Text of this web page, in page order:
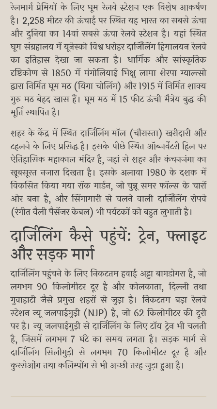
रेलमार्ग प्रेमियों के लिए घूम रेलवे स्टेशन एक विशेष आकर्षण
है। 2,258 मीटर की ऊंचाई पर स्थित यह भारत का सबसे ऊंचा
और दुनिया का 14वां सबसे ऊंचा रेलवे स्टेशन है। यहां स्थित
घूम संग्रहालय में यूनेस्को विश्व धरोहर दार्जिलिंग हिमालयन रेलवे
का इतिहास देखा जा सकता है। धार्मिक और सांस्कृतिक
दृष्टिकोण से 1850 में मंगोलियाई भिक्षु लामा शेरपा ग्याल्त्सो
द्वारा निर्मित घूम मठ (यिगा चोलिंग) और 1915 में निर्मित शाक्य
गुरु मठ बेहद खास हैं। घूम मठ में 15 फीट ऊंची मैत्रेय बुद्ध की
मूर्ति स्थापित है।
शहर के केंद्र में स्थित दार्जिलिंग मॉल (चौरास्ता) खरीदारी और
टहलने के लिए प्रसिद्ध है। इसके पीछे स्थित ऑब्जर्वेटरी हिल पर
ऐतिहासिक महाकाल मंदिर है, जहां से शहर और कंचनजंगा का
खूबसूरत नजारा दिखता है। इसके अलावा 1980 के दशक में
विकसित किया गया रॉक गार्डन, जो चुन्नू समर फॉल्स के चारों
ओर बना है, और सिंगामारी से चलने वाली दार्जिलिंग रोपवे
(रंगीत वैली पैसेंजर केबल) भी पर्यटकों को बहुत लुभाती है।
दार्जिलिंग कैसे पहुंचें: ट्रेन, फ्लाइट
और सड़क मार्ग
दार्जिलिंग पहुंचने के लिए निकटतम हवाई अड्डा बागडोगरा है, जो
लगभग 90 किलोमीटर दूर है और कोलकाता, दिल्ली तथा
गुवाहाटी जैसे प्रमुख शहरों से जुड़ा है। निकटतम बड़ा रेलवे
स्टेशन न्यू जलपाईगुड़ी (NJP) है, जो 62 किलोमीटर की दूरी
पर है। न्यू जलपाईगुड़ी से दार्जिलिंग के लिए टॉय ट्रेन भी चलती
है, जिसमें लगभग 7 घंटे का समय लगता है। सड़क मार्ग से
दार्जिलिंग सिलीगुड़ी से लगभग 70 किलोमीटर दूर है और
कुरसेओंग तथा कलिम्पोंग से भी अच्छी तरह जुड़ा हुआ है।